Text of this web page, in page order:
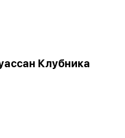
Клубника